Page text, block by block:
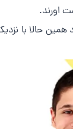
اورند.
همین حالا با